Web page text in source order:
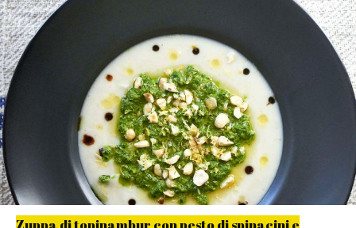
Zuppa di topinambur con pesto di spinacini e